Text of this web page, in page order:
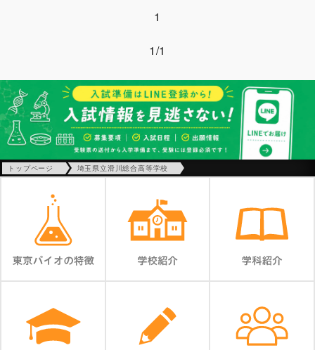
1
1/1
トップページ 埼玉県立滑川総合高等学校